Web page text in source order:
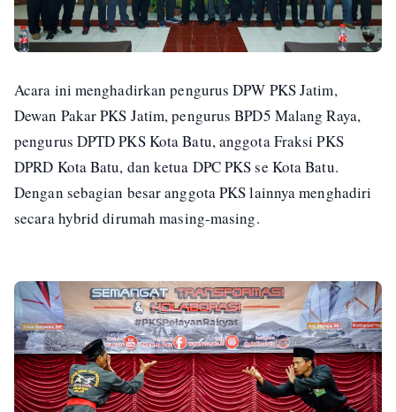
Acara ini menghadirkan pengurus DPW PKS Jatim,
Dewan Pakar PKS Jatim, pengurus BPD5 Malang Raya,
pengurus DPTD PKS Kota Batu, anggota Fraksi PKS
DPRD Kota Batu, dan ketua DPC PKS se Kota Batu.
Dengan sebagian besar anggota PKS lainnya menghadiri
secara hybrid dirumah masing-masing.